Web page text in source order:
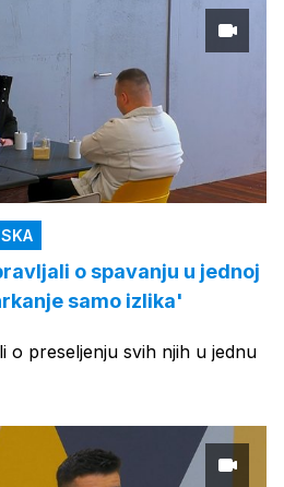
o spavanju u jednoj
samo izlika'
o preseljenju svih njih u jednu